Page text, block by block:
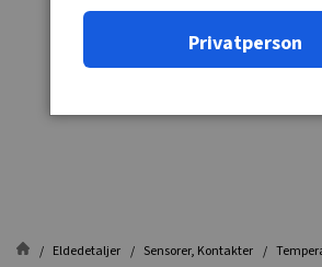
Eldedetaljer Sensorer, Kontakter
Privatperson